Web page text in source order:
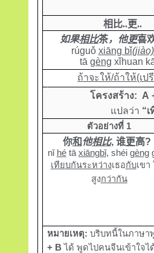
相比..更..
如果相比茶，他更喜
rúguǒ xiāng bǐ(jiào)
tā gèng xǐhuan
ถ้าจะให้/ถ้าให้(เป
โครงสร้าง: A
แปลว่า “
ตัวอย่างที่ 1
你和 他相比, 谁更高?
nǐ hétā xiāngbǐ, shéi gèng
เทียบกันระหว่างเธอกับเขา
สูงกว่ากัน
หมายเหตุ:บริบทนี้ในภาษา
+ B ได้ พูดไปคนจีนเข้าใจ